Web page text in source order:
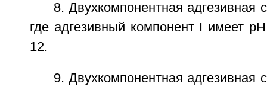
8. Двухкомпонентная адгезивная
где адгезивный компонент I имеет
12.
9. Двухкомпонентная адгезивная